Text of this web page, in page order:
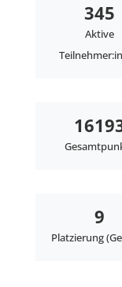
345
Aktive
9
Platzierung